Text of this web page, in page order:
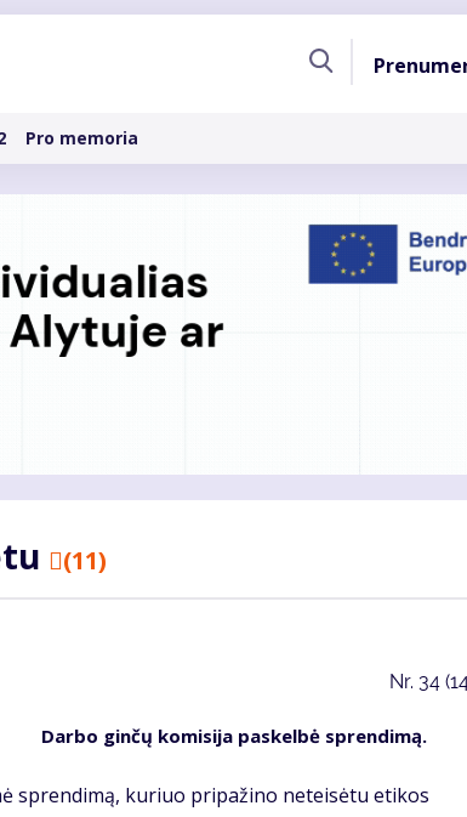
Pro memoria
(11)
Nr. 34
Darbo ginčų komisija paskelbė sprendimą.
sprendimą, kuriuo pripažino neteisėtu etikos